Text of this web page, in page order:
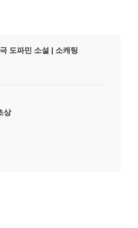
도파민 소설 | 소캐팅
상